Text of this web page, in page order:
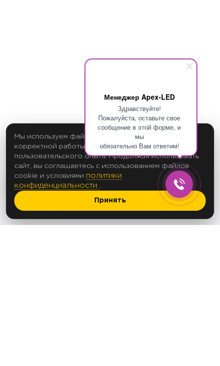
Менеджер Apex-LED
Здравствуйте!
Пожалуйста, оставьте свое
сообщение в этой форме, и
мы
обязательно Вам ответим!
2017 Создание сайтов
© 2012-2025
Мы используем файлы cookie для обеспечения
корректной работы сайта и улучшения
пользовательского опыта. Продолжая использовать
сайт, вы соглашаетесь с использованием файлов
cookie и условиями политики
конфиденциальности
Принять